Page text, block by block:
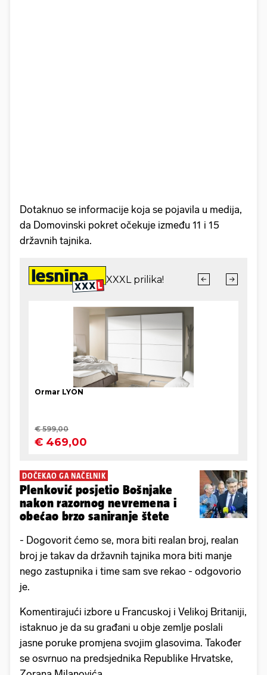
Dotaknuo se informacije koja se pojavila u medija,
da Domovinski pokret očekuje između 11 i 15
državnih tajnika.
DOČEKAO GA NAČELNIK
Plenković posjetio Bošnjake
nakon razornog nevremena i
obećao brzo saniranje štete
- Dogovorit ćemo se, mora biti realan broj, realan
broj je takav da državnih tajnika mora biti manje
nego zastupnika i time sam sve rekao - odgovorio
je.
Komentirajući izbore u Francuskoj i Velikoj Britaniji,
istaknuo je da su građani u obje zemlje poslali
jasne poruke promjena svojim glasovima. Također
se osvrnuo na predsjednika Republike Hrvatske,